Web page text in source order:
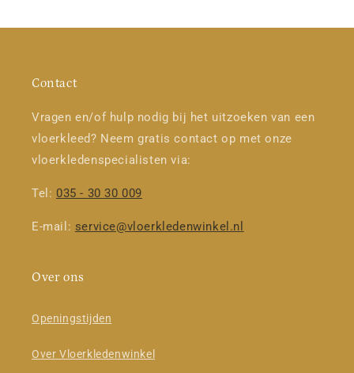
Contact
Vragen en/of hulp nodig bij het uitzoeken van een
vloerkleed? Neem gratis contact op met onze
vloerkledenspecialisten via:
Tel: 035 - 30 30 009
E-mail: service@vloerkledenwinkel.nl
Over ons
Openingstijden
Over Vloerkledenwinkel